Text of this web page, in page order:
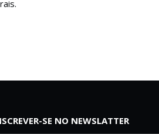
SE NO NEWSLATTER